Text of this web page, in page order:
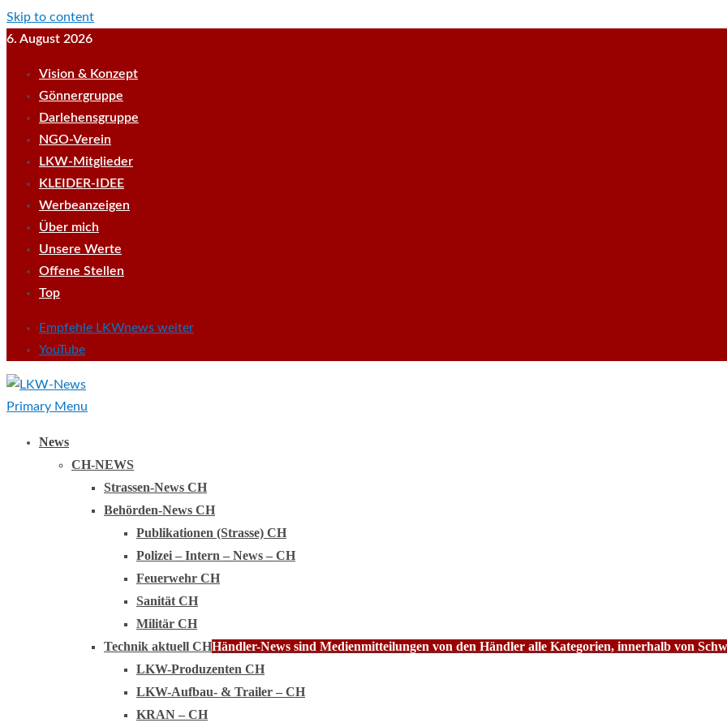
Skip to content
6. August 2026
Vision & Konzept
Gönnergruppe
Darlehensgruppe
NGO-Verein
LKW-Mitglieder
KLEIDER-IDEE
Werbeanzeigen
Über mich
Unsere Werte
Offene Stellen
Top
Empfehle LKWnews weiter
YouTube
Primary Menu
News
CH-NEWS
Strassen-News CH
Behörden-News CH
Publikationen (Strasse) CH
Polizei – Intern – News – CH
Feuerwehr CH
Sanität CH
Militär CH
Technik aktuell CHHändler-News sind Medienmitteilungen von den Händler alle Kategorien, innerhalb von
LKW-Produzenten CH
LKW-Aufbau- & Trailer – CH
KRAN – CH